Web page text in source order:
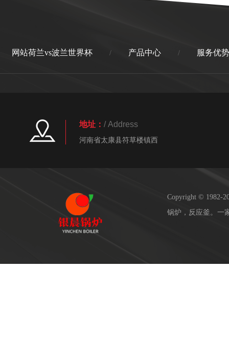
网站荷兰vs波兰世界杯 / 产品中心 / 服务优势
地址： / Address
河南省太康县符草楼镇西
Copyright © 1982-
锅炉，反应釜。一